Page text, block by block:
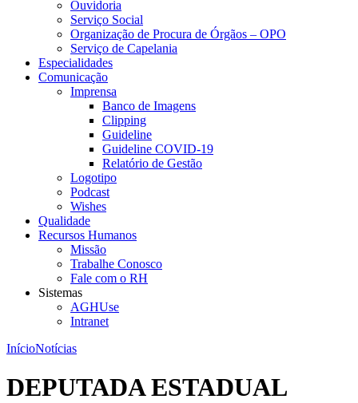
Ouvidoria
Serviço Social
Organização de Procura de Órgãos – OPO
Serviço de Capelania
Especialidades
Comunicação
Imprensa
Banco de Imagens
Clipping
Guideline
Guideline COVID-19
Relatório de Gestão
Logotipo
Podcast
Wishes
Qualidade
Recursos Humanos
Missão
Trabalhe Conosco
Fale com o RH
Sistemas
AGHUse
Intranet
InícioNotícias
DEPUTADA ESTADUAL